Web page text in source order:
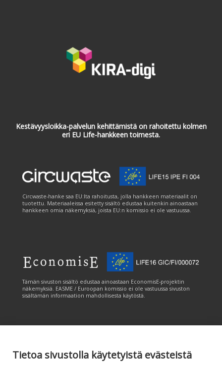
Tietoa sivustolla käytetyistä evästeistä
Kestävyysloikka-palvelun kehittämistä on rahoitettu kolmen
eri EU Life-hankkeen toimesta.
Circwaste-hanke saa EU:lta rahoitusta, jolla hankkeen materiaalit on
tuotettu. Materiaaleissa esitetty sisältö edustaa kuitenkin ainoastaan
hankkeen omia näkemyksiä, joista EU:n komissio ei ole vastuussa.
Tämän sivuston sisältö edustaa ainoastaan EconomisE-projektin
näkemyksiä. EASME / Euroopan komissio ei ole vastuussa sivuston
sisältämän informaation mahdollisesta käytöstä.